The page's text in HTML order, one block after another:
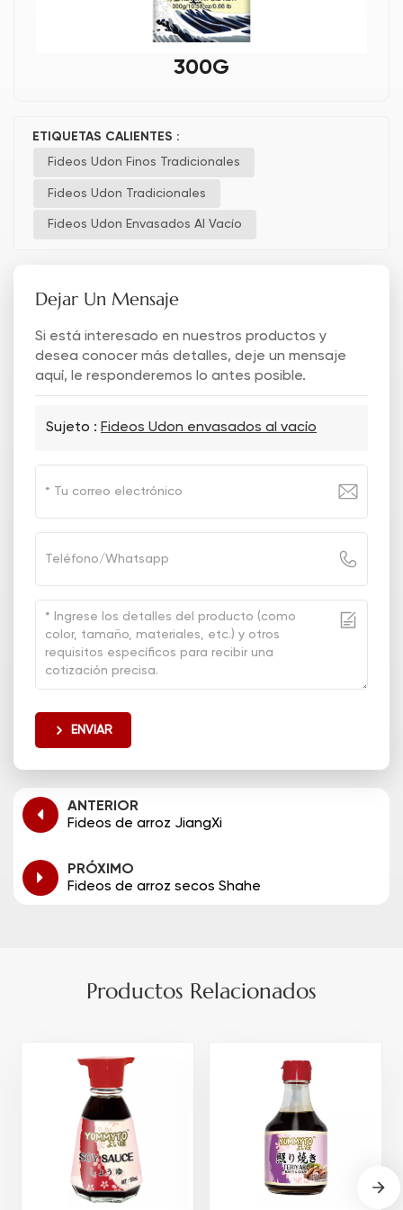
300G
ETIQUETAS CALIENTES :
Fideos Udon Finos Tradicionales
Fideos Udon Tradicionales
Fideos Udon Envasados Al Vacío
Dejar Un Mensaje
Si está interesado en nuestros productos y
desea conocer más detalles, deje un mensaje
aquí, le responderemos lo antes posible.
Sujeto : Fideos Udon envasados al vacío
ENVIAR
ANTERIOR
Fideos de arroz JiangXi
PRÓXIMO
Fideos de arroz secos Shahe
Productos Relacionados